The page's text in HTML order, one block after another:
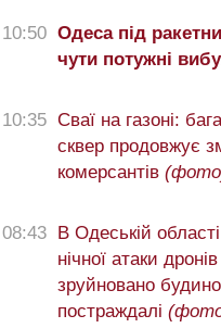
10:50 Одеса під
чути потужні
10:35 Сваї на газоні:
сквер продовжує
комерсантів
08:43
В Одеській
нічної атаки
зруйновано
постраждалі